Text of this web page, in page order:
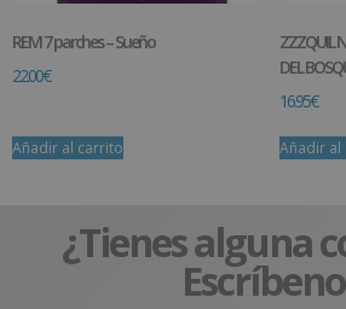
REM 7 parches – Sueño
22.00€
Añadir al carrito
ZZZQUIL
DEL
16.95€
Añadir al
¿Tienes alguna